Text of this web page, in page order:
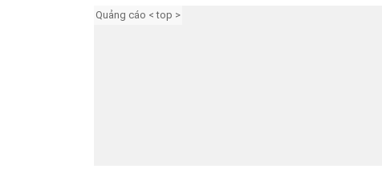
Quảng cáo < top >